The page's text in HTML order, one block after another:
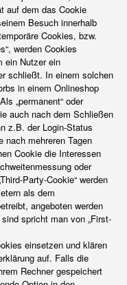
auf dem das Cookie
Besuch innerhalb
Cookies, bzw.
werden Cookies
ein Nutzer ein
schließt. In einem solchen
in einem Onlineshop
„permanent“ oder
auch nach dem Schließen
z.B. der Login-Status
nach mehreren Tagen
Cookie die Interessen
oder
Party-Cookie“ werden
als dem
angeboten werden
spricht man von „First-
einsetzen und klären
auf. Falls die
Rechner gespeichert